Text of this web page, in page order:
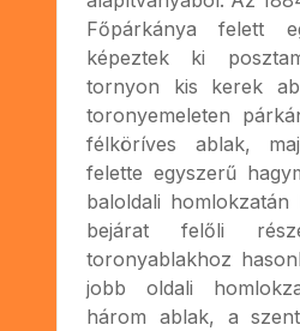
Főpárkánya felett
képeztek ki
tornyon kis kerek
toronyemeleten
félköríves ablak,
felette egyszerű
baloldali
bejárat felőli
toronyablakhoz
jobb oldali
három ablak, a